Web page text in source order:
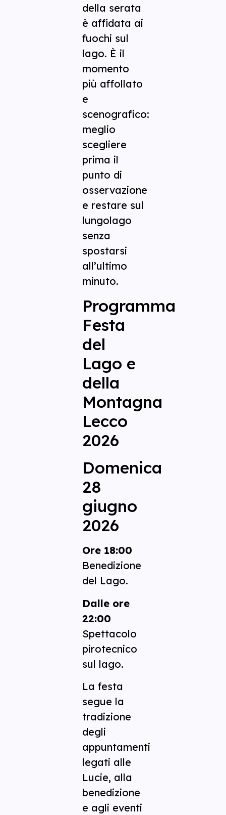
della serata
è affidata ai
fuochi sul
lago. È il
momento
più affollato
e
scenografico:
meglio
scegliere
prima il
punto di
osservazione
e restare sul
lungolago
senza
spostarsi
all’ultimo
minuto.
Programma
Festa
del
Lago e
della
Montagna
Lecco
2026
Domenica
28
giugno
2026
Ore 18:00
Benedizione
del Lago.
Dalle ore
22:00
Spettacolo
pirotecnico
sul lago.
La festa
segue la
tradizione
degli
appuntamenti
legati alle
Lucie, alla
benedizione
e agli eventi